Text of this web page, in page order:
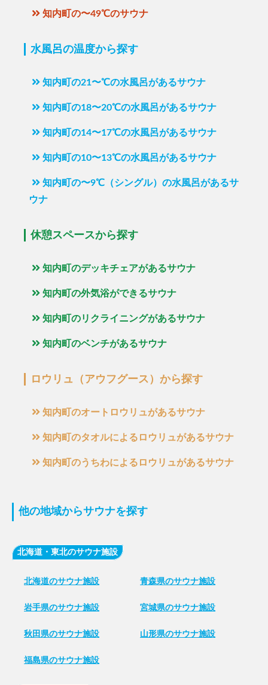
知内町の〜49℃のサウナ
水風呂の温度から探す
知内町の21〜℃の水風呂があるサウナ
知内町の18〜20℃の水風呂があるサウナ
知内町の14〜17℃の水風呂があるサウナ
知内町の10〜13℃の水風呂があるサウナ
知内町の〜9℃（シングル）の水風呂があるサ
ウナ
休憩スペースから探す
知内町のデッキチェアがあるサウナ
知内町の外気浴ができるサウナ
知内町のリクライニングがあるサウナ
知内町のベンチがあるサウナ
ロウリュ（アウフグース）から探す
知内町のオートロウリュがあるサウナ
知内町のタオルによるロウリュがあるサウナ
知内町のうちわによるロウリュがあるサウナ
他の地域からサウナを探す
北海道・東北のサウナ施設
北海道のサウナ施設 青森県のサウナ施設
岩手県のサウナ施設 宮城県のサウナ施設
秋田県のサウナ施設 山形県のサウナ施設
福島県のサウナ施設